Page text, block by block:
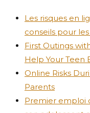
Les risques en
conseils pour
First Outings
Help Your Teen
Online Risks
Parents
Premier emploi